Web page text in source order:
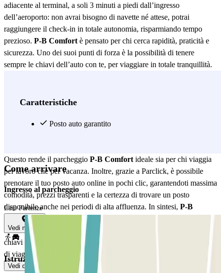
adiacente al terminal, a soli 3 minuti a piedi dall’ingresso
dell’aeroporto: non avrai bisogno di navette né attese, potrai
raggiungere il check-in in totale autonomia, risparmiando tempo
prezioso. P-B Comfort è pensato per chi cerca rapidità, praticità e
sicurezza. Uno dei suoi punti di forza è la possibilità di tenere
sempre le chiavi dell’auto con te, per viaggiare in totale tranquillità.
di Torino Caselle è ben collegato con numerose destinazioni
diretti a Roma, Napoli, Palermo, Catania, Londra, Parigi,
Questo rende il parcheggio P-B Comfort ideale sia per chi viaggia
per lavoro che per vacanza. Inoltre, grazie a Parclick, è possibile
prenotare il tuo posto auto online in pochi clic, garantendoti massima
comodità, prezzi trasparenti e la certezza di trovare un posto
disponibile anche nei periodi di alta affluenza. In sintesi, P-B
Comfort è il parcheggio perfetto per chi desidera un accesso diretto
all’aeroporto, senza navette, senza attese e con la libertà di tenere le
chiavi dell’auto. Prenotalo online con Parclick e goditi un'esperienza
di viaggio semplice, sicura e senza stress.
Vedi di più
Caratteristiche
Posto auto garantito
Come arrivare
Ingresso al parcheggio
Lato Partenze
Vedi mappa
Istruzioni